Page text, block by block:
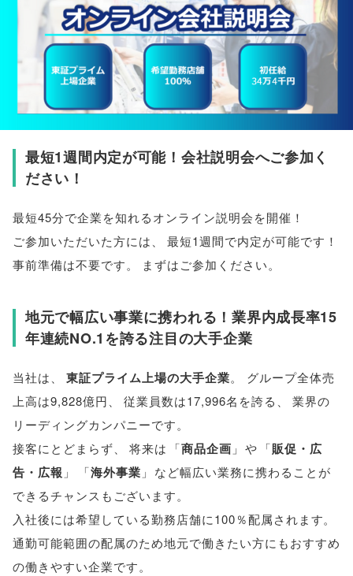
最短1週間内定が可能！会社説明会へご参加く
ださい！
最短45分で企業を知れるオンライン説明会を開催！
ご参加いただいた方には、
最短1週間で内定が可能です！
事前準備は不要です。 まずはご参加ください。
地元で幅広い事業に携われる！業界内成長率15
年連続NO.1を誇る注目の大手企業
当社は、 東証プライム上場の大手企業。
グループ全体売
上高は9,828億円、 従業員数は17,996名を誇る 、
業界の
リーディングカンパニーです。
接客にとどまらず、 将来は 「商品企画 」 や 「販促・広
告・広報 」 「海外事業 」 など幅広い業務に携わることが
できるチャンスもございます。
入社後には希望している勤務店舗に100％配属されます。
通勤可能範囲の配属のため地元で働きたい方にもおすすめ
の働きやすい企業です。